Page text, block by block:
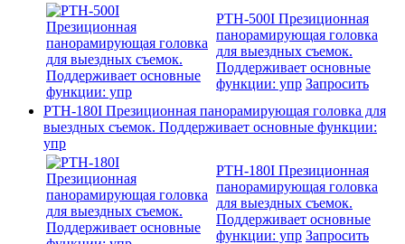
PTH-500I Презиционная
панорамирующая головка
для выездных съемок.
Поддерживает основные
функции: упр Запросить
PTH-180I Презиционная панорамирующая головка для
выездных съемок. Поддерживает основные функции:
упр
PTH-180I Презиционная
панорамирующая головка
для выездных съемок.
Поддерживает основные
функции: упр Запросить